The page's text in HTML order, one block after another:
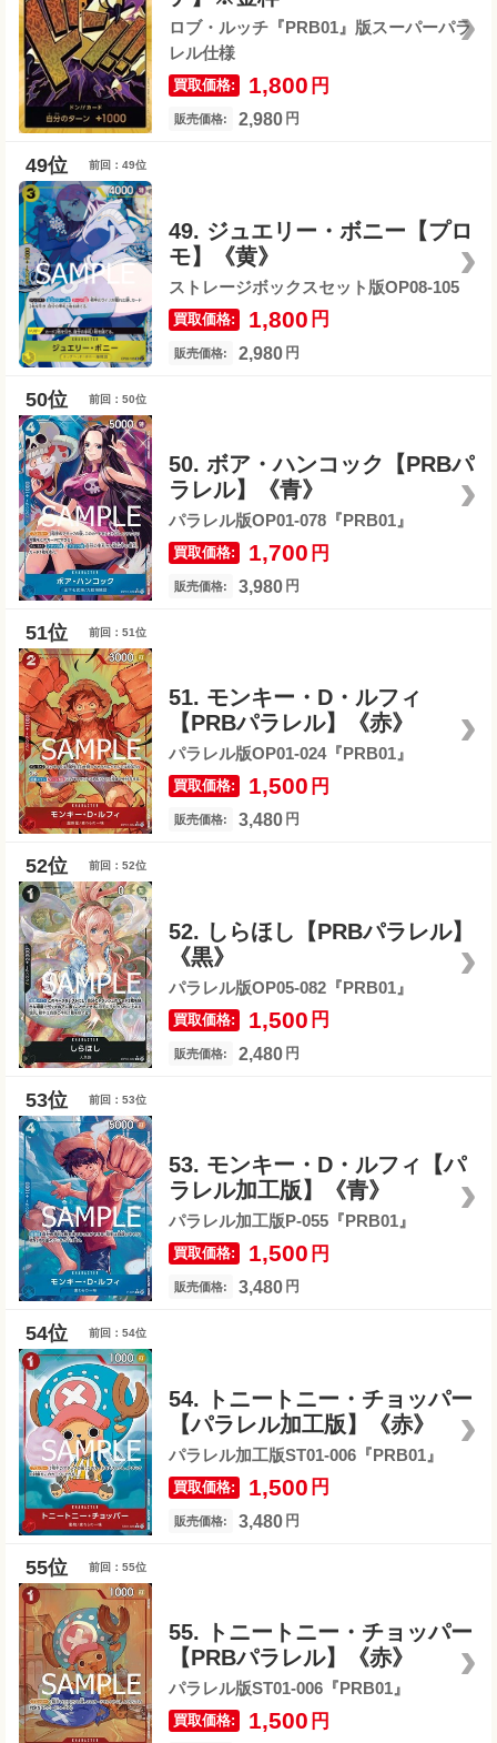
ロブ・ルッチ『PRB01』版スーパーパラ
レル仕様
買取価格: 1,800 円
販売価格: 2,980 円
前回：49位
49. ジュエリー・ボニー【プロ
モ】《黄》
ストレージボックスセット版OP08-105
買取価格: 1,800 円
販売価格: 2,980 円
前回：50位
50. ボア・ハンコック【PRBパ
ラレル】《青》
パラレル版OP01-078『PRB01』
買取価格: 1,700 円
販売価格: 3,980 円
前回：51位
51. モンキー・D・ルフィ
【PRBパラレル】《赤》
パラレル版OP01-024『PRB01』
買取価格: 1,500 円
販売価格: 3,480 円
前回：52位
52. しらほし【PRBパラレル】
《黒》
パラレル版OP05-082『PRB01』
買取価格: 1,500 円
販売価格: 2,480 円
前回：53位
53. モンキー・D・ルフィ【パ
ラレル加工版】《青》
パラレル加工版P-055『PRB01』
買取価格: 1,500 円
販売価格: 3,480 円
前回：54位
54. トニートニー・チョッパー
【パラレル加工版】《赤》
パラレル加工版ST01-006『PRB01』
買取価格: 1,500 円
販売価格: 3,480 円
前回：55位
55. トニートニー・チョッパー
【PRBパラレル】《赤》
パラレル版ST01-006『PRB01』
買取価格: 1,500 円